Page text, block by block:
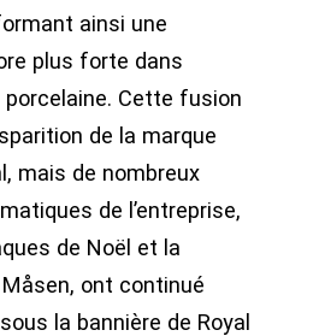
ainsi une
plus forte dans
porcelaine. Cette fusion
de la marque
mais de nombreux
de l’entreprise,
de Noël et la
ont continué
la bannière de Royal